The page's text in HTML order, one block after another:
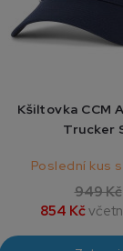
Kšiltovka CCM
Trucker
Poslední kus
949 Kč
854 Kč